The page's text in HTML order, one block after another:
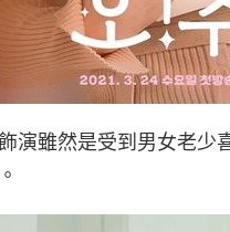
演雖然是受到男女老